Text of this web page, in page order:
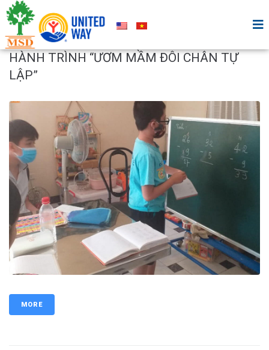
HÀNH TRÌNH “ƯƠM MẦM ĐÔI CHÂN TỰ
LẬP”
MORE